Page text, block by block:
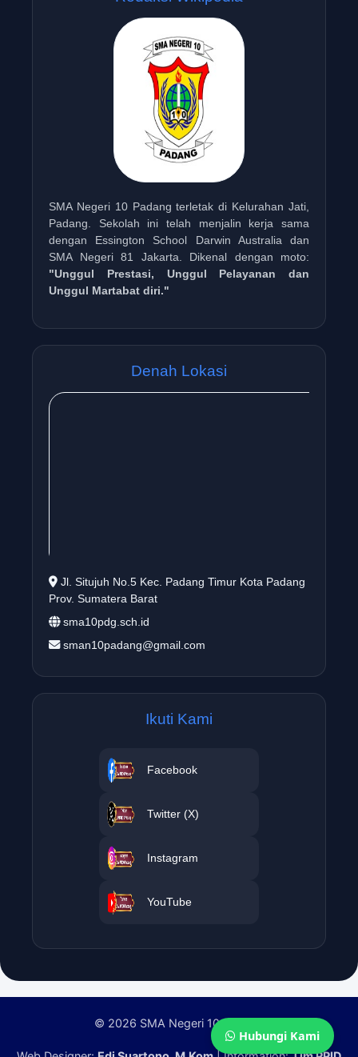
SMA Negeri 10 Padang terletak di Kelurahan Jati,
Padang. Sekolah ini telah menjalin kerja sama
dengan Essington School Darwin Australia dan
SMA Negeri 81 Jakarta. Dikenal dengan moto:
"Unggul Prestasi, Unggul Pelayanan dan
Unggul Martabat diri."
Denah Lokasi
Jl. Situjuh No.5 Kec. Padang Timur Kota Padang
Prov. Sumatera Barat
sma10pdg.sch.id
sman10padang@gmail.com
Ikuti Kami
Facebook
Twitter (X)
Instagram
YouTube
© 2026 SMA Negeri 10 Padang
Hubungi Kami